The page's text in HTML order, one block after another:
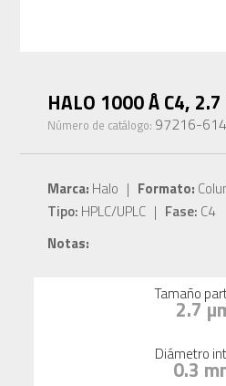
HALO 1000 Å C4,
Número de catálogo: 97216-614
Marca: Halo | Formato:
Tipo: HPLC/UPLC | Fase: C4
Notas:
Tamaño
2.7
Diámetro
0.3